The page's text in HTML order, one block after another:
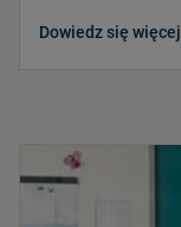
Dowiedz się więcej